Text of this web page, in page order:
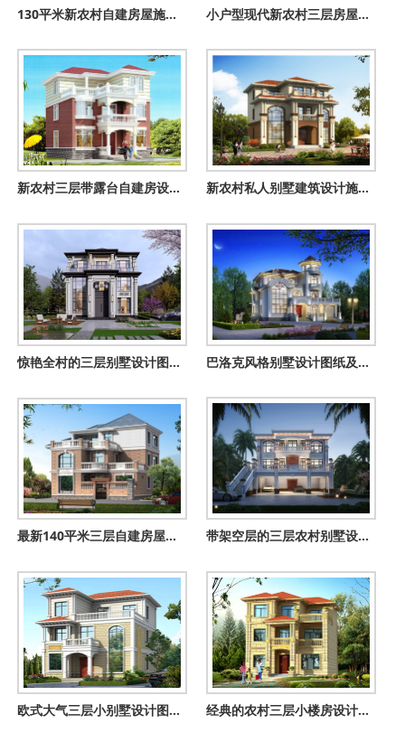
130平米新农村自建房屋施工建筑图纸及效果图 小户型现代新农村三层房屋设计建筑图及效果图
新农村三层带露台自建房设计施工图，农村自建别墅推荐 新农村私人别墅建筑设计施工图，全套别墅设计图纸
惊艳全村的三层别墅设计图，12×16米美观大气布局超合理 巴洛克风格别墅设计图纸及效果图，农村建一栋想低调都难
最新140平米三层自建房屋设计图纸，本户型带小院 带架空层的三层农村别墅设计火了！雨季不怕返潮
欧式大气三层小别墅设计图纸，外观、造型大方，色彩明快 经典的农村三层小楼房设计图，外观图片时尚、精致